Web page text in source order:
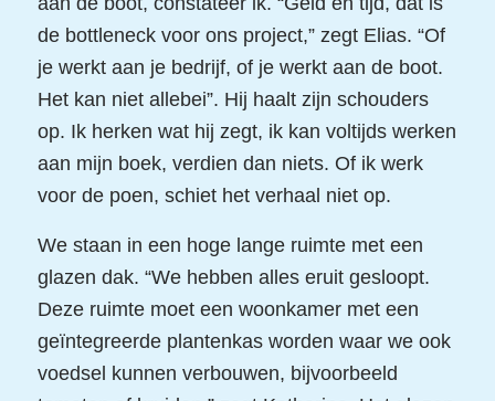
de bottleneck voor ons project,” zegt Elias. “Of
je werkt aan je bedrijf, of je werkt aan de boot.
Het kan niet allebei”. Hij haalt zijn schouders
op. Ik herken wat hij zegt, ik kan voltijds werken
aan mijn boek, verdien dan niets. Of ik werk
voor de poen, schiet het verhaal niet op.
We staan in een hoge lange ruimte met een
glazen dak. “We hebben alles eruit gesloopt.
Deze ruimte moet een woonkamer met een
geïntegreerde plantenkas worden waar we ook
voedsel kunnen verbouwen, bijvoorbeeld